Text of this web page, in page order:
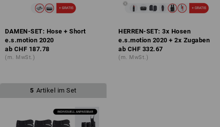
DAMEN-SET: Hose + Short
e.s.motion 2020
ab CHF 187.78
(m. MwSt.)
HERREN-SET: 3x Hosen
e.s.motion 2020 + 2x Zugaben
ab CHF 332.67
(m. MwSt.)
5 Artikel im Set